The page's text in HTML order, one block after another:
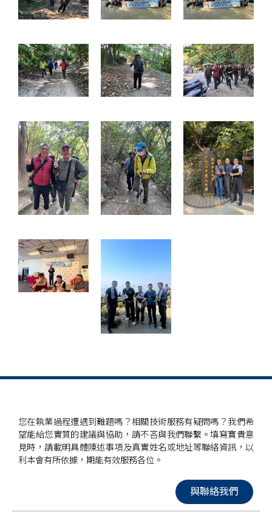
您在執業過程遭遇到難題嗎？相關技術服務有疑問嗎？我們希
望能給您實質的建議與協助，請不吝與我們聯繫。填寫寶貴意
見時，請載明具體陳述事項及真實姓名或地址等聯絡資訊，以
利本會有所依據，期能有效服務各位。
與聯絡我們